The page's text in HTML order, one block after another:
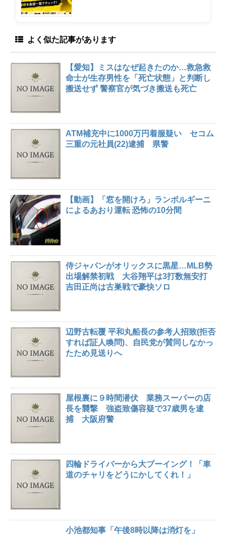
よく似た記事があります
【愛知】ミスはなぜ起きたのか…救急救
命士が生存男性を「死亡状態」と判断し
搬送せず 警察官が気づき搬送も死亡
ATM補充中に1000万円着服疑い セコム
三重の元社員(22)逮捕 県警
【動画】「窓を開けろ」ランボルギーニ
によるあおり運転 恐怖の10分間
侍ジャパンがオリックスに黒星…MLB勢
出場解禁初戦 大谷翔平は3打数無安打
吉田正尚は古巣戦で豪快ソロ
辺野古転覆 平和丸船長の参考人招致(拒否
すれば証人喚問)、自民党が賛同しなかっ
たため見送りへ
屋根裏に９時間潜伏 業務スーパーの店
長を襲撃 強盗致傷容疑で37歳男を逮
捕 大阪府警
四輪ドライバーから大ブーイング！「車
道のチャリをどうにかしてくれ！」
小池都知事「午後8時以降は消灯を」